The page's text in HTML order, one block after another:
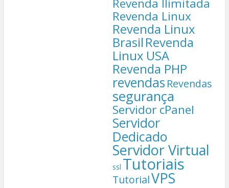
Revenda Linux
Revenda Linux
Brasil Revenda
Linux USA
Revenda PHP
revendas Revendas
segurança
Servidor cPanel
Servidor
Dedicado
Servidor Virtual
ssl Tutoriais
TutorialVPS